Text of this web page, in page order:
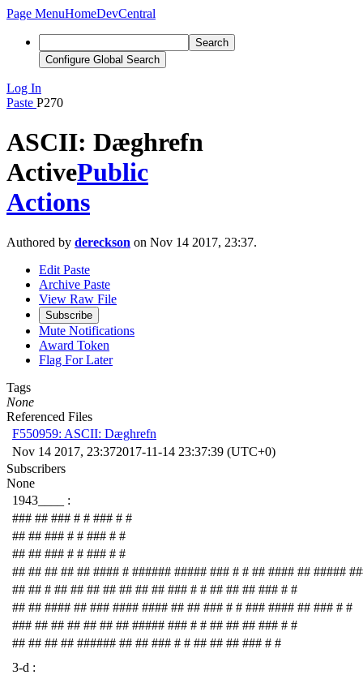
Page MenuHomeDevCentral
Search
Configure Global Search
Log In
Paste P270
ASCII: Dæghrefn
ActivePublic
Actions
Authored by dereckson on Nov 14 2017, 23:37.
Edit Paste
Archive Paste
View Raw File
Subscribe
Mute Notifications
Award Token
Flag For Later
Tags
None
Referenced Files
F550959: ASCII: Dæghrefn
Nov 14 2017, 23:372017-11-14 23:37:39 (UTC+0)
Subscribers
None
1943____ :
### ## ### # # ### # #
## ## ### # # ### # #
## ## ### # # ### # #
## ## ## ## ## #### # ###### ##### ### # # ## #### ## #####
## ## # ## ## ## ## ## ## ## ### # # ## ## ## ### # #
## ## #### ## ### #### #### ## ## ### # # ### #### ## ### # #
### ## ## ## ## ## ## ##### ### # # ## ## ## ### # #
## ## ## ## ###### ## ## ### # # ## ## ## ### # #
3-d :